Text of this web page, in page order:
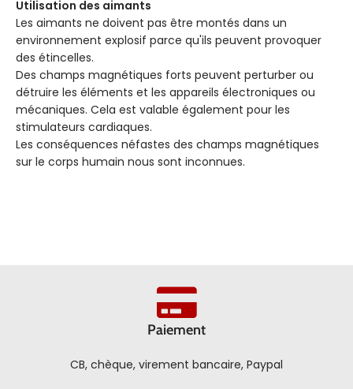
Utilisation des aimants
Les aimants ne doivent pas être montés dans un
environnement explosif parce qu'ils peuvent provoquer
des étincelles.
Des champs magnétiques forts peuvent perturber ou
détruire les éléments et les appareils électroniques ou
mécaniques. Cela est valable également pour les
stimulateurs cardiaques.
Les conséquences néfastes des champs magnétiques
sur le corps humain nous sont inconnues.
Paiement
CB, chèque, virement bancaire, Paypal